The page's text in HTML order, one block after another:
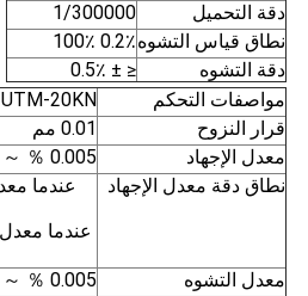
دقة التحميل
1/300000
نطاق قياس التشوه0.2٪ 100٪
دقة التشوه
≤ ± 0.5٪
مواصفات التحكم
UTM-20KN
قرار النزوح
0.01 مم
معدل الإجهاد
0.005 ％ ～ 5 ％ FS / s
نطاق دقة معدل الإجهاد
معدل التشوه
0.005 ％ ～ 5 ％ FS / s